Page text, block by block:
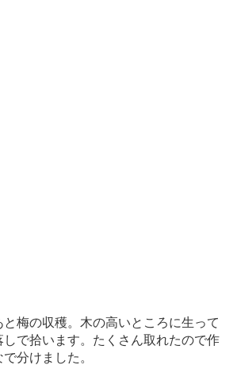
梅の収穫。木の高いところに生って
で拾います。たくさん取れたので作
分けました。